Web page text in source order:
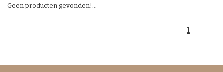
Geen producten gevonden!...
1